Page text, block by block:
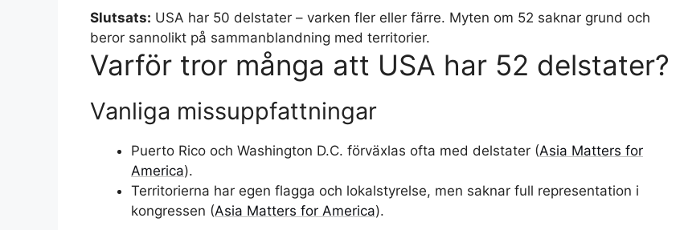
Slutsats: USA har 50 delstater – varken fler eller färre. Myten om 52 saknar grund och
beror sannolikt på sammanblandning med territorier.
Varför tror många att USA har 52 delstater?
Vanliga missuppfattningar
Puerto Rico och Washington D.C. förväxlas ofta med delstater (Asia Matters for
America).
Territorierna har egen flagga och lokalstyrelse, men saknar full representation i
kongressen (Asia Matters for America).